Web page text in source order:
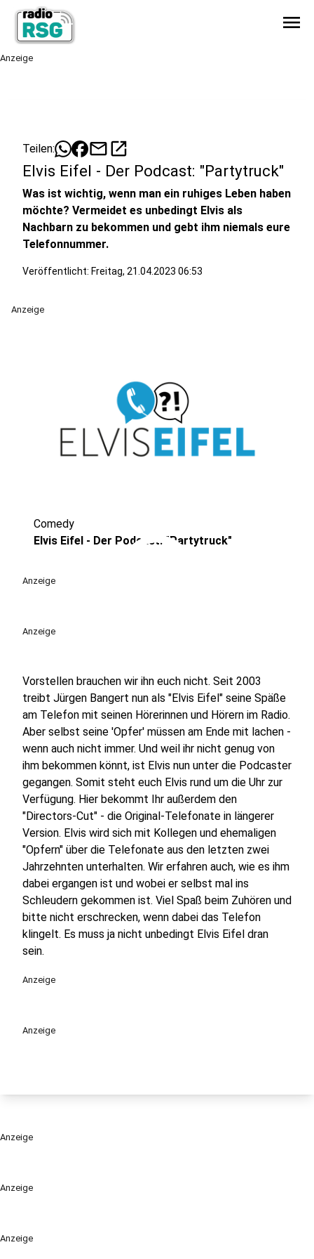
menu
Anzeige
Anzeige
Anzeige
Teilen: mailopen_in_new
Elvis Eifel - Der Podcast: "Partytruck"
Was ist wichtig, wenn man ein ruhiges Leben haben
möchte? Vermeidet es unbedingt Elvis als
Nachbarn zu bekommen und gebt ihm niemals eure
Telefonnummer.
Veröffentlicht: Freitag, 21.04.2023 06:53
Anzeige
play_circle
Comedy
Elvis Eifel - Der Podcast: "Partytruck"
Anzeige
Anzeige
Vorstellen brauchen wir ihn euch nicht. Seit 2003
treibt Jürgen Bangert nun als "Elvis Eifel" seine Späße
am Telefon mit seinen Hörerinnen und Hörern im Radio.
Aber selbst seine 'Opfer' müssen am Ende mit lachen -
wenn auch nicht immer. Und weil ihr nicht genug von
ihm bekommen könnt, ist Elvis nun unter die Podcaster
gegangen. Somit steht euch Elvis rund um die Uhr zur
Verfügung. Hier bekommt Ihr außerdem den
"Directors-Cut" - die Original-Telefonate in längerer
Version. Elvis wird sich mit Kollegen und ehemaligen
"Opfern" über die Telefonate aus den letzten zwei
Jahrzehnten unterhalten. Wir erfahren auch, wie es ihm
dabei ergangen ist und wobei er selbst mal ins
Schleudern gekommen ist. Viel Spaß beim Zuhören und
bitte nicht erschrecken, wenn dabei das Telefon
klingelt. Es muss ja nicht unbedingt Elvis Eifel dran
sein.
Anzeige
Anzeige
Anzeige